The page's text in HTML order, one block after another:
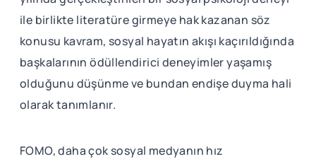
ile birlikte literatüre girmeye hak kazanan söz
konusu kavram, sosyal hayatın akışı kaçırıldığında
başkalarının ödüllendirici deneyimler yaşamış
olduğunu düşünme ve bundan endişe duyma hali
olarak tanımlanır.
FOMO, daha çok sosyal medyanın hız